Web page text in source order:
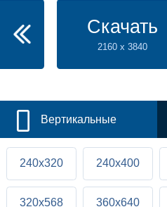
Скачать
2160 x 3840
Вертикальные
240x320 240x400
320x568 360x640